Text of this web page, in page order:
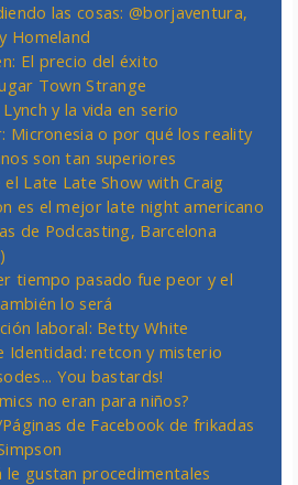
las cosas: @borjaventura,
Homeland
El precio del éxito
Town Strange
y la vida en serio
Micronesia o por qué los reality
son tan superiores
el Late Late Show with Craig
es el mejor late night americano
de Podcasting, Barcelona
tiempo pasado fue peor y el
lo será
laboral: Betty White
Identidad: retcon y misterio
You bastards!
no eran para niños?
de Facebook de frikadas
le gustan procedimentales